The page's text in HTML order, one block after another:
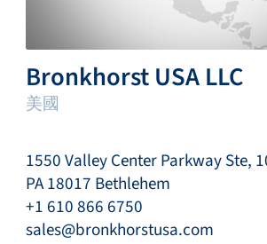
Bronkhorst USA LLC
美國
1550 Valley Center Parkway Ste,
PA 18017 Bethlehem
+1 610 866 6750
sales@bronkhorstusa.com